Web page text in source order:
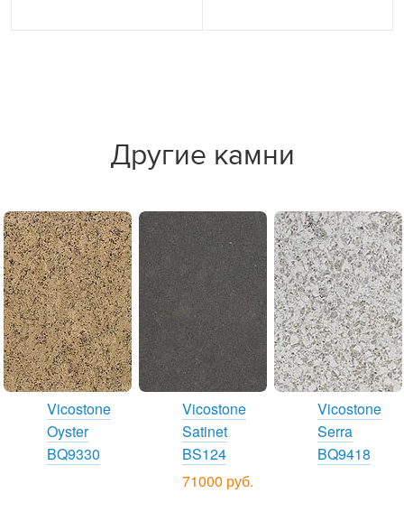
Другие камни
Vicostone
Oyster
BQ9330
Vicostone
Satinet
BS124
71000 руб.
Vicostone
Serra
BQ9418